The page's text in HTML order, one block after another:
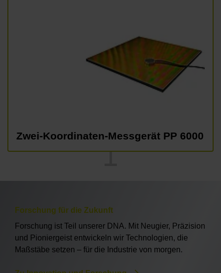
Zwei-Koordinaten-Messgerät PP 6000
Forschung für die Zukunft
Forschung ist Teil unserer DNA. Mit Neugier, Präzision
und Pioniergeist entwickeln wir Technologien, die
Maßstäbe setzen – für die Industrie von morgen.